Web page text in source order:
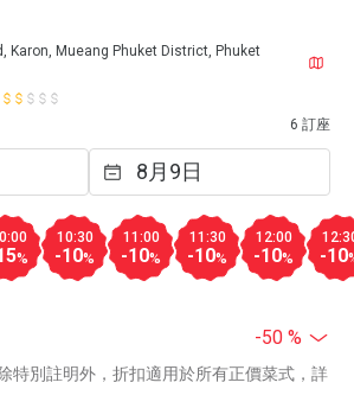
Karon, Mueang Phuket District, Phuket
6 訂座
%
10:30
-10%
11:00
-10%
11:30
-10%
12:00
-10% -10
-50 %
特別註明外，折扣適用於所有正價菜式，詳